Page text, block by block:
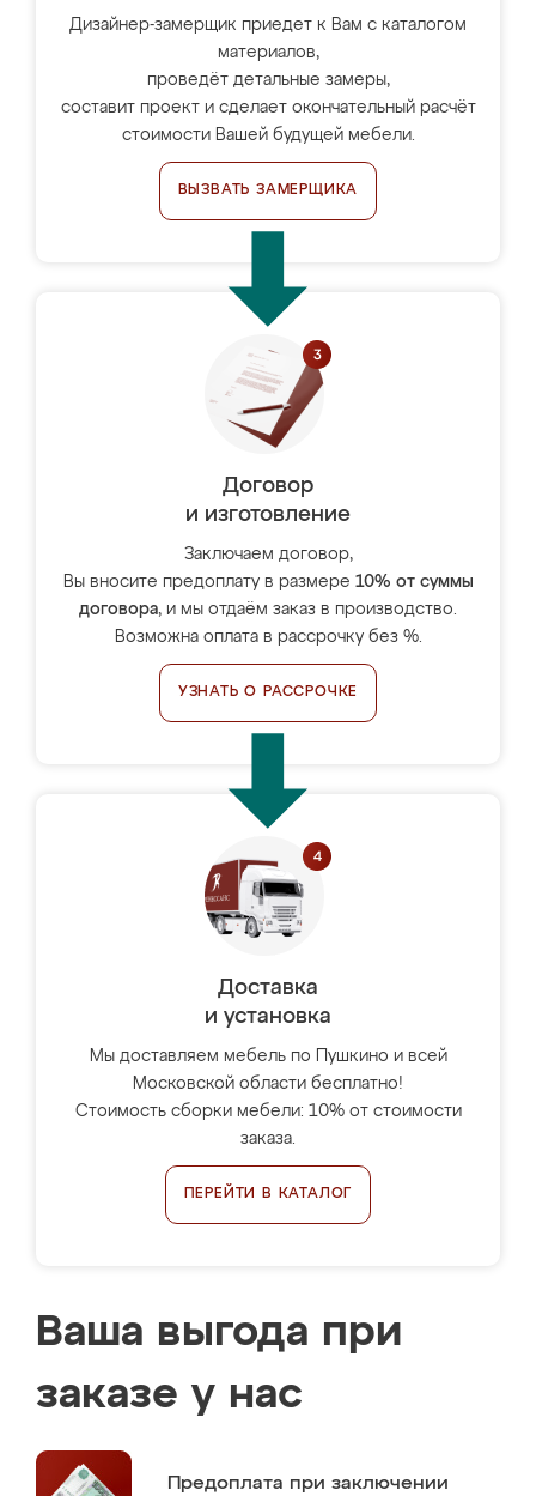
Дизайнер-замерщик приедет к Вам с каталогом
материалов,
проведёт детальные замеры,
составит проект и сделает окончательный расчёт
стоимости Вашей будущей мебели.
ВЫЗВАТЬ ЗАМЕРЩИКА
Договор
и изготовление
Заключаем договор,
Вы вносите предоплату в размере 10% от суммы
договора, и мы отдаём заказ в производство.
Возможна оплата в рассрочку без %.
УЗНАТЬ О РАССРОЧКЕ
Доставка
и установка
Мы доставляем мебель по Пушкино и всей
Московской области бесплатно!
Стоимость сборки мебели: 10% от стоимости
заказа.
ПЕРЕЙТИ В КАТАЛОГ
Ваша выгода при
заказе у нас
Предоплата при заключении